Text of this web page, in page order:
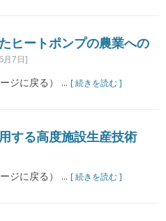
ヒートポンプの農業への
月7日]
ジに戻る） ... [ 続きを読む ]
する高度施設生産技術
ジに戻る） ... [ 続きを読む ]